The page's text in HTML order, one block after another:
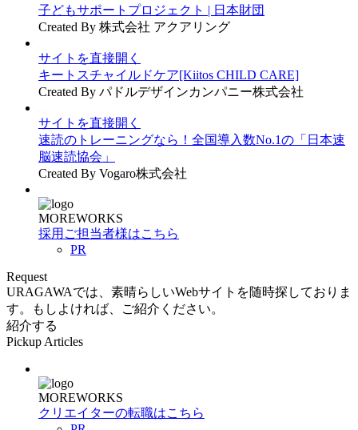
子どもサポートプロジェクト | 日本財団
Created By 株式会社 アクアリング
サイトを直接開く
キートスチャイルドケア[Kiitos CHILD CARE]
Created By パドルデザインカンパニー株式会社
サイトを直接開く
速読のトレーニングなら！全国導入数No.1の「日本速
脳速読協会」
Created By Vogaro株式会社
MOREWORKS
採用ご担当者様はこちら
PR
Request
URAGAWAでは、素晴らしいWebサイトを随時探しておりま
す。もしよければ、ご紹介ください。
紹介する
Pickup Articles
MOREWORKS
クリエイターの転職はこちら